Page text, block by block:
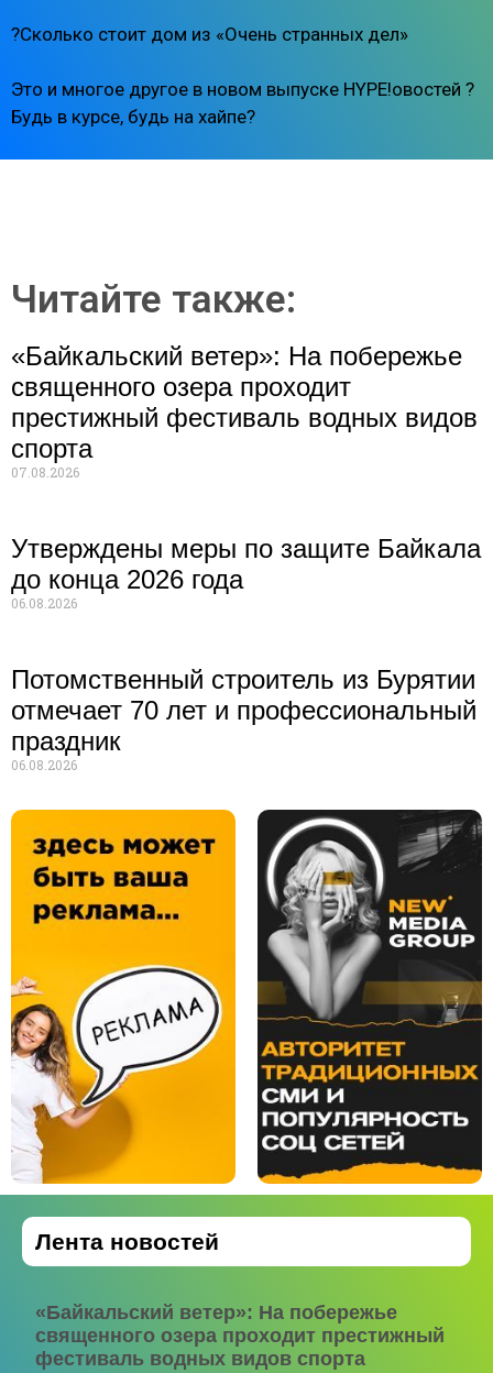
?Сколько стоит дом из «Очень странных дел»
Это и многое другое в новом выпуске HYPE!овостей ?
Будь в курсе, будь на хайпе?
Читайте также:
«Байкальский ветер»: На побережье
священного озера проходит
престижный фестиваль водных видов
спорта
07.08.2026
Утверждены меры по защите Байкала
до конца 2026 года
06.08.2026
Потомственный строитель из Бурятии
отмечает 70 лет и профессиональный
праздник
06.08.2026
Лента новостей
«Байкальский ветер»: На побережье
священного озера проходит престижный
фестиваль водных видов спорта